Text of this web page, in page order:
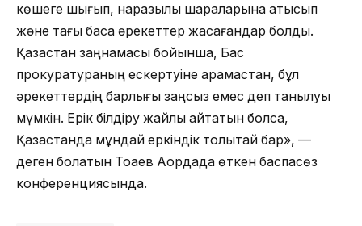
көшеге шығып, наразылық шараларына қатысып
және тағы басқа әрекеттер жасағандар болды.
Қазақстан заңнамасы бойынша, Бас
прокуратураның ескертуіне қарамастан, бұл
әрекеттердің барлығы заңсыз емес деп танылуы
мүмкін. Ерік білдіру жайлы айтатын болсақ,
Қазақстанда мұндай еркіндік толықтай бар», —
деген болатын Тоқаев Ақордада өткен баспасөз
конференциясында.